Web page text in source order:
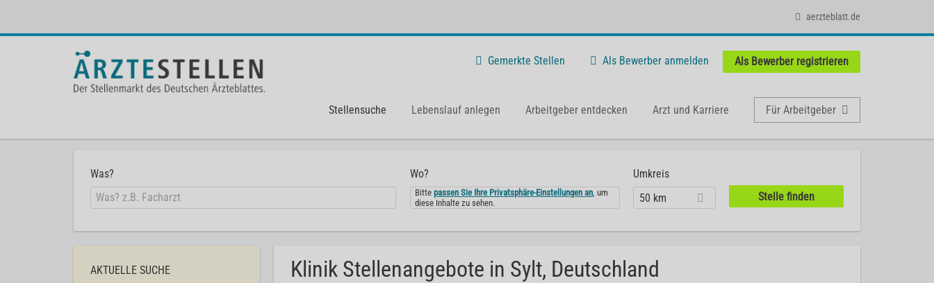
aerzteblatt.de
Gemerkte Stellen Als Bewerber anmelden Als Bewerber registrieren
Stellensuche Lebenslauf anlegen Arbeitgeber entdecken Arzt und Karriere Für Arbeitgeber
Was? Wo?
Bittepassen Sie Ihre Privatsphäre-Einstellungen an, um
diese Inhalte zu sehen.
Umkreis
50 km
Klinik Stellenangebote in Sylt, Deutschland
AKTUELLE SUCHE